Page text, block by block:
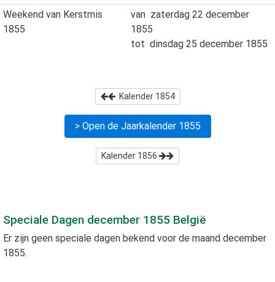
Weekend van Kerstmis
1855
van zaterdag 22 december
1855
tot dinsdag 25 december 1855
Kalender 1854
> Open de Jaarkalender 1855
Kalender 1856
Speciale Dagen december 1855 België
Er zijn geen speciale dagen bekend voor de maand december
1855.